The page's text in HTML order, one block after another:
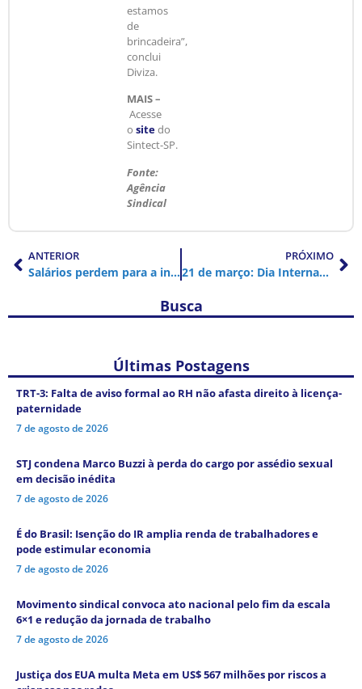
estamos
de
brincadeira”,
conclui
Diviza.
MAIS –
Acesse
o sitedo
Sintect-SP.
Fonte:
Agência
Sindical
ANTERIOR
Salários perdem para a inflação: seis de cada 10 acordos ficam abaixo do INPC
PRÓXIMO
21 de março: Dia Internacional de Luta pela Eliminação da Discriminação Racial
Busca
Últimas Postagens
TRT-3: Falta de aviso formal ao RH não afasta direito à licença-
paternidade
7 de agosto de 2026
STJ condena Marco Buzzi à perda do cargo por assédio sexual
em decisão inédita
7 de agosto de 2026
É do Brasil: Isenção do IR amplia renda de trabalhadores e
pode estimular economia
7 de agosto de 2026
Movimento sindical convoca ato nacional pelo fim da escala
6×1 e redução da jornada de trabalho
7 de agosto de 2026
Justiça dos EUA multa Meta em US$ 567 milhões por riscos a